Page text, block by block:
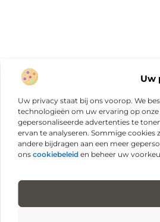
Uw
Uw privacy staat bij ons voorop. We
technologieën om uw ervaring op
gepersonaliseerde advertenties te
ervan te analyseren. Sommige
andere bijdragen aan een meer
ons cookiebeleid en beheer uw